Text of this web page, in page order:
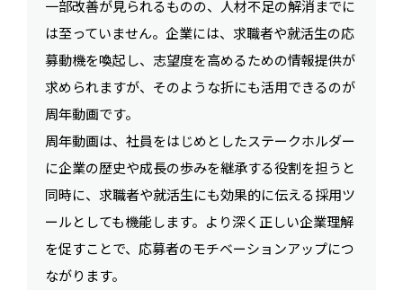
一部改善が見られるものの、人材不足の解消までに
は至っていません。企業には、求職者や就活生の応
募動機を喚起し、志望度を高めるための情報提供が
求められますが、そのような折にも活用できるのが
周年動画です。
周年動画は、社員をはじめとしたステークホルダー
に企業の歴史や成長の歩みを継承する役割を担うと
同時に、求職者や就活生にも効果的に伝える採用ツ
ールとしても機能します。より深く正しい企業理解
を促すことで、応募者のモチベーションアップにつ
ながります。